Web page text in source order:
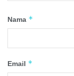
Nama *
Email *